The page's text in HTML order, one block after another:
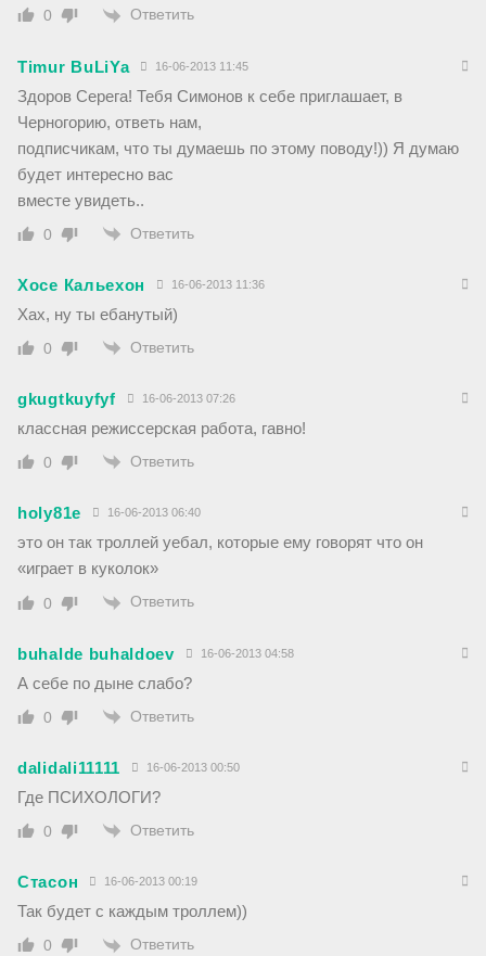
0 Ответить
Timur BuLiYa 16-06-2013 11:45
Здоров Серега! Тебя Симонов к себе приглашает, в
Черногорию, ответь нам,
подписчикам, что ты думаешь по этому поводу!)) Я думаю
будет интересно вас
вместе увидеть..
0 Ответить
Хосе Кальехон 16-06-2013 11:36
Хах, ну ты ебанутый)
0 Ответить
gkugtkuyfyf 16-06-2013 07:26
классная режиссерская работа, гавно!
0 Ответить
holy81e 16-06-2013 06:40
это он так троллей уебал, которые ему говорят что он
«играет в куколок»
0 Ответить
buhalde buhaldoev 16-06-2013 04:58
А себе по дыне слабо?
0 Ответить
dalidali11111 16-06-2013 00:50
Где ПСИХОЛОГИ?
0 Ответить
Стасон 16-06-2013 00:19
Так будет с каждым троллем))
0 Ответить